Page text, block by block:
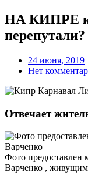
НА КИПРЕ
перепутали?
24 июня, 2019
Нет
Отвечает
Фото предоставлен
Варченко ,